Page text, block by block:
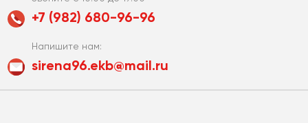
+7 (982) 680-96-96
Напишите нам:
sirena96.ekb@mail.ru